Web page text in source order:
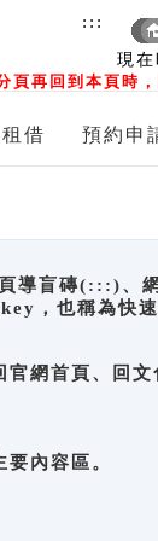
現
頁再回到本頁時
:::
借 預約申
導盲磚(:::)、
，也稱為快速
首頁、回文
內容區。